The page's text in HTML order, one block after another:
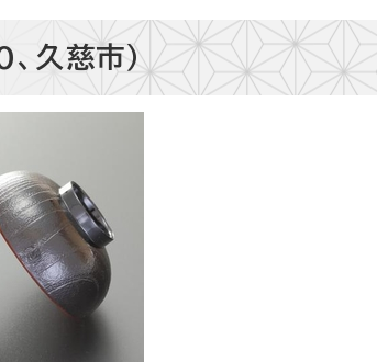
久慈市）